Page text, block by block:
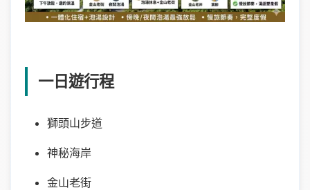
一日遊行程
獅頭山步道
神秘海岸
金山老街